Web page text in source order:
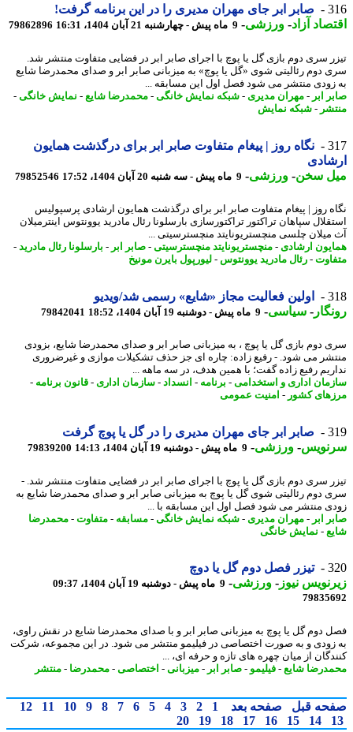
صابر ابر جای مهران مدیری را در این برنامه گرفت!
آزاد - ورزشی-9 ماه پیش - چهارشنبه 21 آبان 1404، 16:31 79862896
سری دوم بازی گل یا پوچ با اجرای صابر ابر در فضایی متفاوت منتشر شد.
دوم رئالیتی شوی «گل یا پوچ» به میزبانی صابر ابر و صدای محمدرضا شایع
منتشر می شود فصل اول این مسابقه ...
ابر- مهران مدیری- شبکه نمایش خانگی-محمدرضا شایع-نمایش خانگی-
-شبکه نمایش
نگاه روز | پیغام متفاوت صابر ابر برای درگذشت همایون
سخن-ورزشی-9 ماه پیش - سه شنبه 20 آبان 1404، 17:52 79852546
روز | پیغام متفاوت صابر ابر برای درگذشت همایون ارشادی پرسپولیس
سپاهان تراکتور تراکتورسازی بارسلونا رئال مادرید یوونتوس اینترمیلان
چلسی منچستریونایتد منچسترسیتی ...
ارشادی-منچستریونایتد منچسترسیتی-صابر ابر- بارسلونا رئال مادرید-
-رئال مادرید یوونتوس-لیورپول بایرن مونیخ
اولین فعالیت مجاز «شایع» رسمی شد/ویدیو
-سیاسی-9 ماه پیش - دوشنبه 19 آبان 1404، 18:52 79842041
دوم بازی گل یا پوچ ، به میزبانی صابر ابر و صدای محمدرضا شایع، بزودی
می شود. - رفیع زاده: چاره ای جز حذف تشکیلات موازی و غیرضروری
رفیع زاده گفت؛ با همین هدف، در سه ماهه ...
اداری و استخدامی-برنامه -انسداد-سازمان اداری- قانون برنامه -
کشور-امنیت عمومی
صابر ابر جای مهران مدیری را در گل یا پوچ گرفت
-ورزشی-9 ماه پیش - دوشنبه 19 آبان 1404، 14:13 79839200
سری دوم بازی گل یا پوچ با اجرای صابر ابر در فضایی متفاوت منتشر شد. -
دوم رئالیتی شوی گل یا پوچ به میزبانی صابر ابر و صدای محمدرضا شایع به
منتشر می شود فصل اول این مسابقه با ...
ابر- مهران مدیری- شبکه نمایش خانگی-مسابقه-متفاوت-محمدرضا
-نمایش خانگی
تیزر فصل دوم گل یا دوچ
نیوز-ورزشی-9 ماه پیش - دوشنبه 19 آبان 1404، 09:37
دوم گل یا پوچ به میزبانی صابر ابر و با صدای محمدرضا شایع در نقش راوی،
و به صورت اختصاصی در فیلیمو منتشر می شود. در این مجموعه، شرکت
از میان چهره های تازه و حرفه ای، ...
شایع-فیلیمو-صابر ابر- میزبانی -اختصاصی-محمدرضا-منتشر
قبل صفحه بعد 1
2
3
4
5
6
7
8
9
10
11
12
14
15
16
17
18
19
20